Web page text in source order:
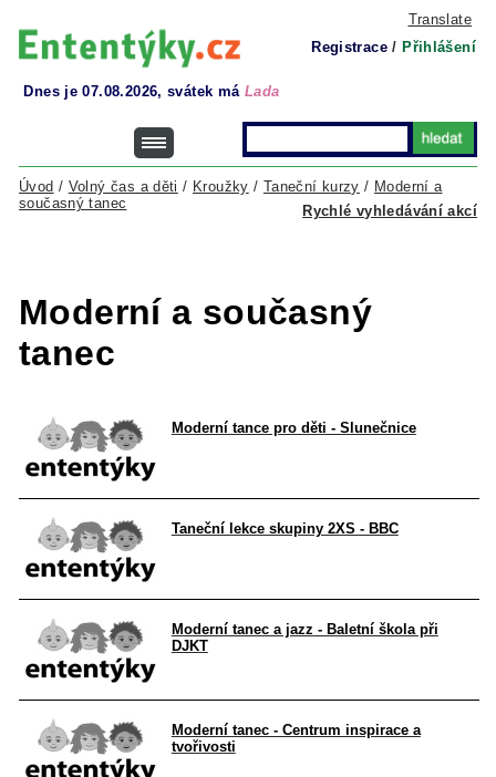
Translate
Registrace / Přihlášení
Dnes je 07.08.2026, svátek má Lada
Rychlé vyhledávání akcí
Úvod / Volný čas a děti / Kroužky / Taneční kurzy / Moderní a
současný tanec
Moderní a současný
tanec
Moderní tance pro děti - Slunečnice
Taneční lekce skupiny 2XS - BBC
Moderní tanec a jazz - Baletní škola při
DJKT
Moderní tanec - Centrum inspirace a
tvořivosti